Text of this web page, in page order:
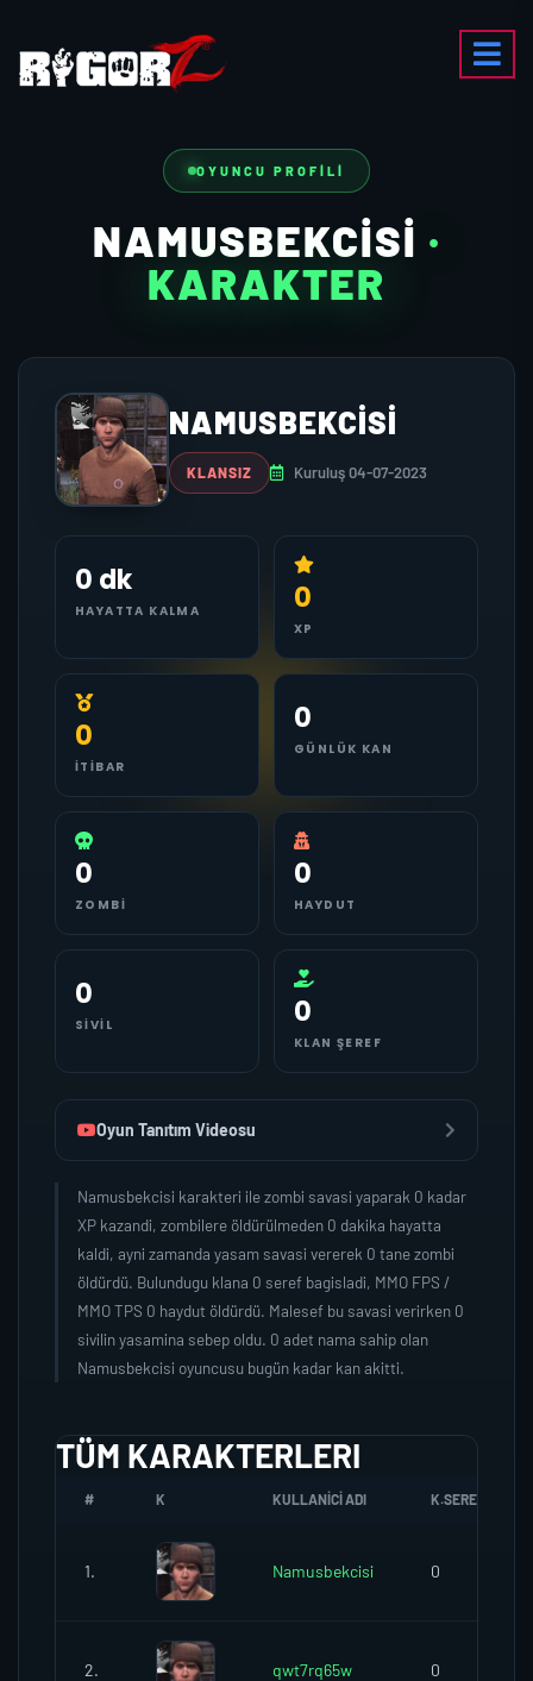
OYUNCU PROFILI
NAMUSBEKCISI ·
KARAKTER
NAMUSBEKCISI
KLANSIZ Kuruluş 04-07-2023
0 dk
HAYATTA KALMA 0
XP
0
İTIBAR
0
GÜNLÜK KAN
0
ZOMBI
0
HAYDUT
0
SIVIL 0
KLAN ŞEREF
Oyun Tanıtım Videosu
Namusbekcisi karakteri ile zombi savasi yaparak 0 kadar
XP kazandi, zombilere öldürülmeden 0 dakika hayatta
kaldi, ayni zamanda yasam savasi vererek 0 tane zombi
öldürdü. Bulundugu klana 0 seref bagisladi, MMO FPS /
MMO TPS 0 haydut öldürdü. Malesef bu savasi verirken 0
sivilin yasamina sebep oldu. 0 adet nama sahip olan
Namusbekcisi oyuncusu bugün kadar kan akitti.
TÜM KARAKTERLERI
# K KULLANICI ADI K.SEREFI
1. Namusbekcisi 0
2. qwt7rq65w 0